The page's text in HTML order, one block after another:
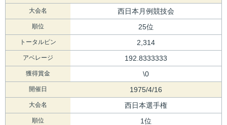
大会名 西日本月例競技会
順位 25位
トータルピン 2,314
アベレージ 192.8333333
獲得賞金 \0
開催日 1975/4/16
大会名 西日本選手権
順位 1位